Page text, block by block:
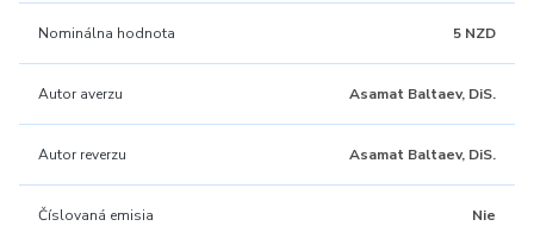
Nominálna hodnota 5 NZD
Autor averzu Asamat Baltaev, DiS.
Autor reverzu Asamat Baltaev, DiS.
Číslovaná emisia Nie